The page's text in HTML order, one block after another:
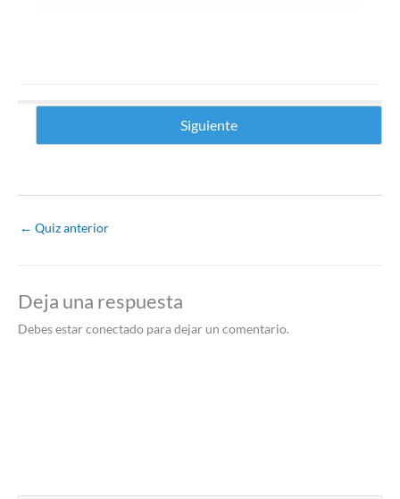
Siguiente
← Quiz anterior
Deja una respuesta
Debes estar conectado para dejar un comentario.